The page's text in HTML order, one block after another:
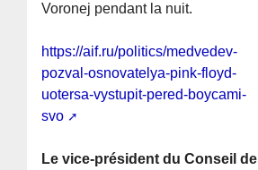
Voronej pendant la nuit.
https://aif.ru/politics/medvedev-
pozval-osnovatelya-pink-floyd-
uotersa-vystupit-pered-boycami-
svo
Le vice-président du Conseil de